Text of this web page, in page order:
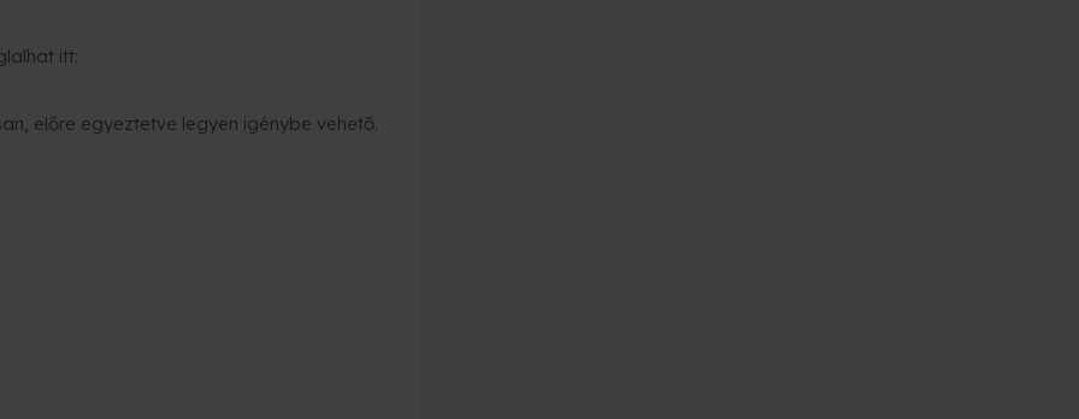
itt:
előre egyeztetve legyen igénybe vehető.